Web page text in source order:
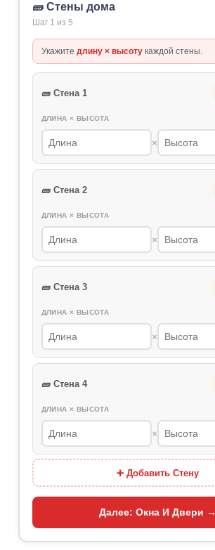
🧱 Стены дома
Шаг 1 из 5
Укажите длину × высотукаждой стены.
🧱 Стена 1
ДЛИНА × ВЫСОТА
×
🧱 Стена 2
ДЛИНА × ВЫСОТА
×
🧱 Стена 3
ДЛИНА × ВЫСОТА
×
🧱 Стена 4
ДЛИНА × ВЫСОТА
×
➕ Добавить Стену
Далее: Окна И Двери →